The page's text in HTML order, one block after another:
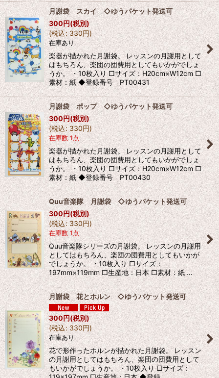
月謝袋 スカイ ◇ゆうパケット発送可
300円(税別)
(税込: 330円)
在庫あり
楽器が描かれた月謝袋。 レッスンの月謝用として
はもちろん、楽団の団費用としてもいかがでしょ
うか。 ・10枚入り □サイズ：H20cm×W12cm □
素材：紙 ◆登録番号 PT00431
月謝袋 ポップ ◇ゆうパケット発送可
300円(税別)
(税込: 330円)
在庫数 1点
楽器が描かれた月謝袋。 レッスンの月謝用として
はもちろん、楽団の団費用としてもいかがでしょ
うか。 ・10枚入り □サイズ：H20cm×W12cm □
素材：紙 ◆登録番号 PT00430
Quu音楽隊 月謝袋 ◇ゆうパケット発送可
300円(税別)
(税込: 330円)
在庫数 1点
Quu音楽隊シリーズの月謝袋。 レッスンの月謝用
としてはもちろん、楽団の団費用としてもいかが
でしょうか。 ・10枚入り □サイズ：
197mm×119mm □生産地：日本 □素材：紙 …
月謝袋 花とホルン ◇ゆうパケット発送可
300円(税別)
(税込: 330円)
在庫あり
花で形作ったホルンが描かれた月謝袋。 レッスン
の月謝用としてはもちろん、楽団の団費用として
もいかがでしょうか。 ・10枚入り □サイズ：